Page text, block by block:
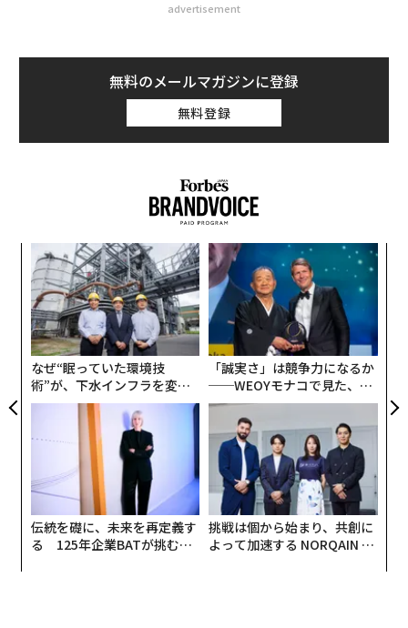
advertisement
無料のメールマガジンに登録
無料登録
なぜ“眠っていた環境技
術”が、下水インフラを変え
たのか──産総研×月島JFE
アクアソリューションの10年
「誠実さ」は競争力になるか
──WEOYモナコで見た、く
ら寿司の経営哲学
伝統を礎に、未来を再定義す
る 125年企業BATが挑むス
挑戦は個から始まり、共創に
よって加速する NORQAIN JA